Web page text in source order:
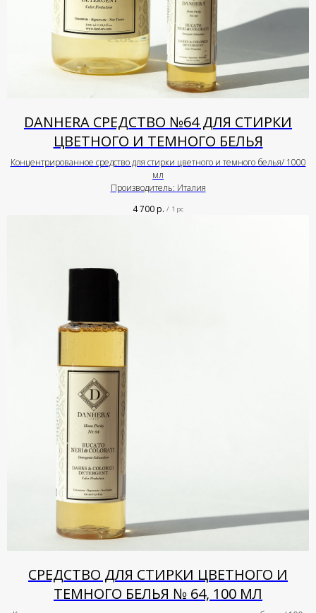
DANHERA СРЕДСТВО №64 ДЛЯ СТИРКИ
ЦВЕТНОГО И ТЕМНОГО БЕЛЬЯ
Концентрированное средство для стирки цветного и темного белья/ 1000
мл
Производитель: Италия
4 700р. / 1 pc
СРЕДСТВО ДЛЯ СТИРКИ ЦВЕТНОГО И
ТЕМНОГО БЕЛЬЯ № 64, 100 МЛ